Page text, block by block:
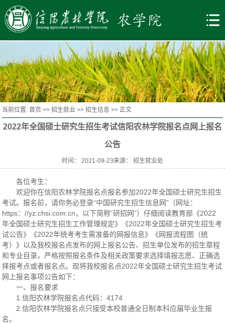
当前位置:首页 >>招生就业 >>招生信息 >> 正文
2022年全国硕士研究生招生考试信阳农林学院报名点网上报名
公告
时间： 2021-09-23来源： 招生就业处
各位考生：
欢迎你在信阳农林学院报名点报名参加2022年全国硕士研究生招生
考试。报名前，请你务必登录“中国研究生招生信息网”（网址：
https：//yz.chsi.com.cn，以下简称“研招网”）仔细阅读教育部《2022
年全国硕士研究生招生工作管理规定》《2022年全国硕士研究生招生考
试公告》《2022年统考考生需准备的网报信息》《网报流程图（统
考）》以及我校报名点发布的网上报名公告、招生单位发布的招生章程
和专业目录，严格按照报名条件及相关政策要求选择填报志愿、正确选
择报考点或者报名点。现将我校报名点2022年全国硕士研究生招生考试
网上报名事项公告如下：
一、报名要求
1.信阳农林学院报名点代码：4174
2.信阳农林学院报名点只接受本校普通全日制本科应届毕业生报
名。